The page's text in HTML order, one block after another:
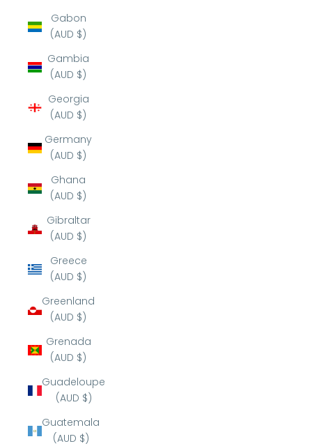
Gabon
(AUD $)
Gambia
(AUD $)
Georgia
(AUD $)
Germany
(AUD $)
Ghana
(AUD $)
Gibraltar
(AUD $)
Greece
(AUD $)
Greenland
(AUD $)
Grenada
(AUD $)
Guadeloupe
(AUD $)
Guatemala
(AUD $)